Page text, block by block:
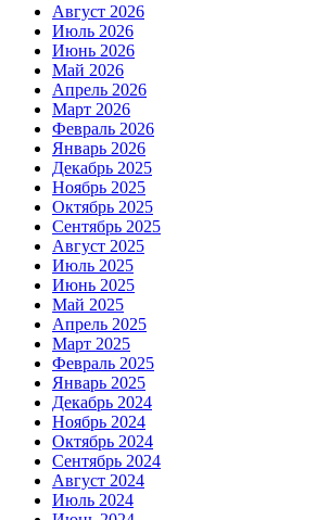
Август 2026
Июль 2026
Июнь 2026
Май 2026
Апрель 2026
Март 2026
Февраль 2026
Январь 2026
Декабрь 2025
Ноябрь 2025
Октябрь 2025
Сентябрь 2025
Август 2025
Июль 2025
Июнь 2025
Май 2025
Апрель 2025
Март 2025
Февраль 2025
Январь 2025
Декабрь 2024
Ноябрь 2024
Октябрь 2024
Сентябрь 2024
Август 2024
Июль 2024